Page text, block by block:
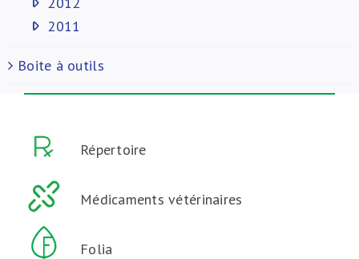
2011
Boite à outils
Répertoire
Médicaments vétérinaires
Folia